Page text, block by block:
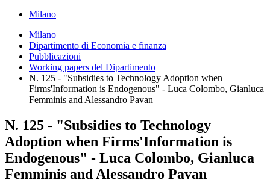
Milano
Milano
Dipartimento di Economia e finanza
Pubblicazioni
Working papers del Dipartimento
N. 125 - "Subsidies to Technology Adoption when
Firms'Information is Endogenous" - Luca Colombo, Gianluca
Femminis and Alessandro Pavan
N. 125 - "Subsidies to Technology
Adoption when Firms'Information is
Endogenous" - Luca Colombo, Gianluca
Femminis and Alessandro Pavan